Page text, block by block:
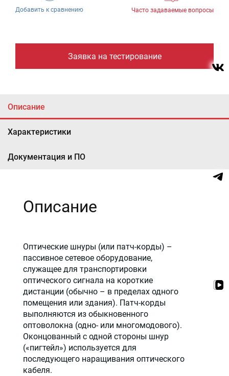
Добавить к сравнению Часто задаваемые вопросы
Заявка на тестирование
Описание
Характеристики
Документация и ПО
Описание
Оптические шнуры (или патч-корды) –
пассивное сетевое оборудование,
служащее для транспортировки
оптического сигнала на короткие
дистанции (обычно – в пределах одного
помещения или здания). Патч-корды
выполняются из обыкновенного
оптоволокна (одно- или многомодового).
Оконцованный с одной стороны шнур
(«пигтейл») используется для
последующего наращивания оптического
кабеля.